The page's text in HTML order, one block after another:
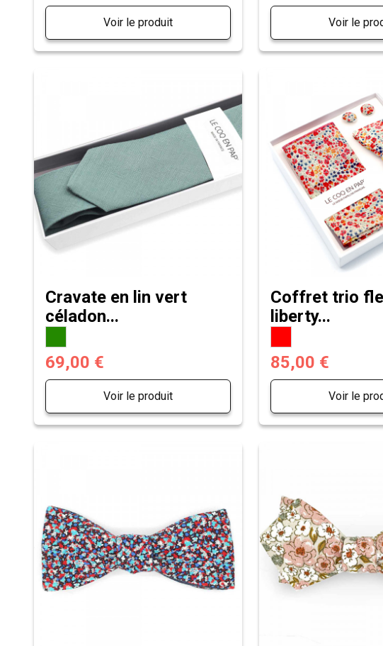
Voir le produit Voir le
Cravate en lin vert
céladon...
69,00 €
Voir le produit
Coffret trio
liberty...
85,00 €
Voir le